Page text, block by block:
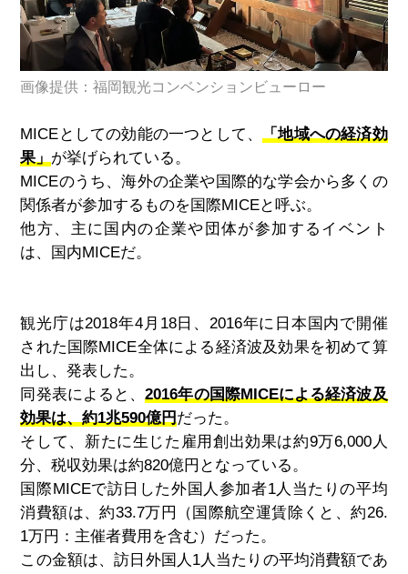
画像提供：福岡観光コンベンションビューロー
MICEとしての効能の一つとして、「地域への経済効
果」が挙げられている。
MICEのうち、海外の企業や国際的な学会から多くの
関係者が参加するものを国際MICEと呼ぶ。
他方、主に国内の企業や団体が参加するイベント
は、国内MICEだ。
観光庁は2018年4月 18日、 2016年に日本国内で開催
された国際MICE全体による経済波及効果を初めて算
出し、発表した。
同発表によると、2016年の国際MICEによる経済波及
効果は、約1兆590億円だった。
そして、新たに生じた雇用創出効果は約9万6,000人
分、税収効果は約820億円となっている。
国際 MICEで訪日した外国人参加者1人当たりの平均
消費額は、約33.7万円（国際航空運賃除くと、約26.
1万円：主催者費用を含む）だった。
この金額は、訪日外国人 1人当たりの平均消費額であ